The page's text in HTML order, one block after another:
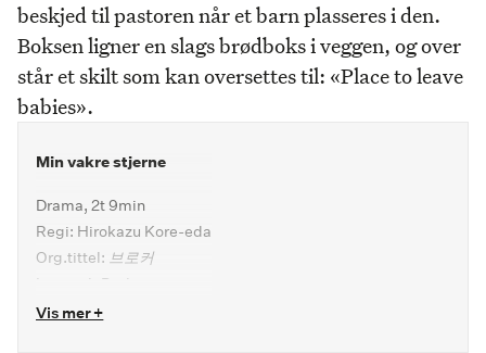
beskjed til pastoren når et barn plasseres i den.
Boksen ligner en slags brødboks i veggen, og over
står et skilt som kan oversettes til: «Place to leave
babies».
Min vakre stjerne
Drama, 2t 9min
Regi: Hirokazu Kore-eda
Org.tittel: 브로커
Int.tittel:
Broker
Premiere: 25.12.22
Vis mer +